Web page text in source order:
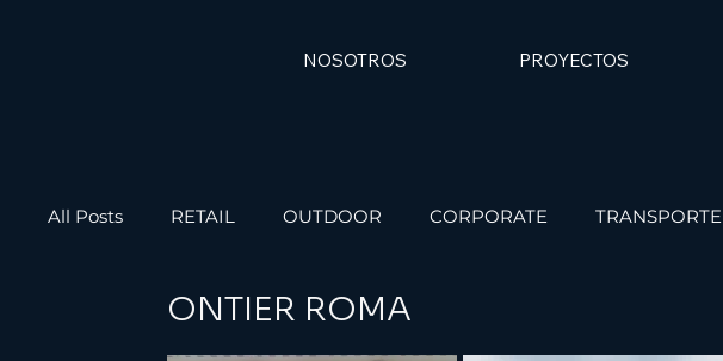
NOSOTROS PROYECTOS
All Posts RETAIL OUTDOOR CORPORATE TRANSPORTE
HOSPITALESONTIER ROMA